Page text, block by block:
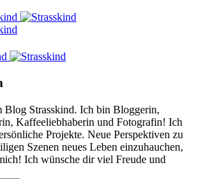
Blog Strasskind. Ich bin Bloggerin,
Kaffeeliebhaberin und Fotografin! Ich
Projekte. Neue Perspektiven zu
Szenen neues Leben einzuhauchen,
Ich wünsche dir viel Freude und